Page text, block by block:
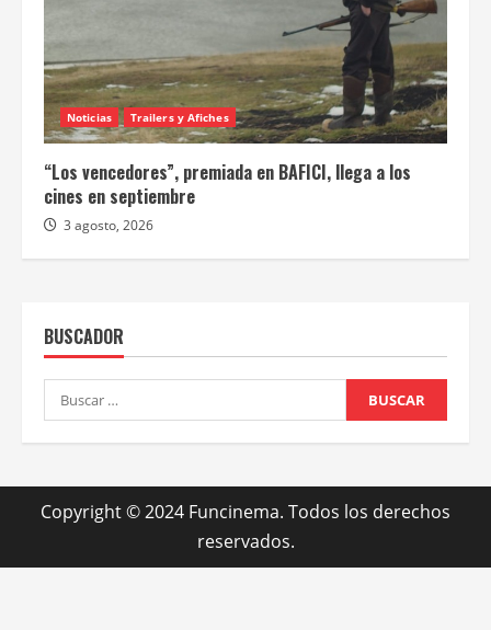
Noticias Trailers y Afiches
“Los vencedores”, premiada en BAFICI, llega a los
cines en septiembre
3 agosto, 2026
BUSCADOR
Buscar:
Copyright © 2024 Funcinema. Todos los derechos
reservados.